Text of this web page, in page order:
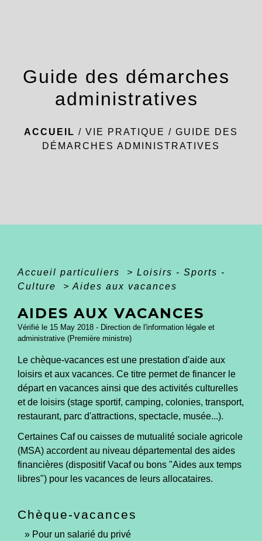
Guide des démarches
administratives
ACCUEIL / VIE PRATIQUE / GUIDE DES
DÉMARCHES ADMINISTRATIVES
Accueil particuliers > Loisirs - Sports -
Culture
> Aides aux vacances
AIDES AUX VACANCES
Vérifié le 15 May 2018 - Direction de l'information légale et
administrative (Première ministre)
Le chèque-vacances est une prestation d'aide aux
loisirs et aux vacances. Ce titre permet de financer le
départ en vacances ainsi que des activités culturelles
et de loisirs (stage sportif, camping, colonies, transport,
restaurant, parc d'attractions, spectacle, musée...).
Certaines Caf ou caisses de mutualité sociale agricole
(MSA) accordent au niveau départemental des aides
financières (dispositif Vacaf ou bons "Aides aux temps
libres") pour les vacances de leurs allocataires.
Chèque-vacances
Pour un salarié du privé